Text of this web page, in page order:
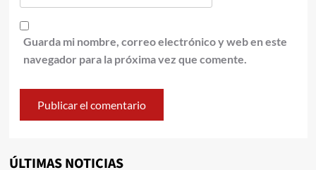
Guarda mi nombre, correo electrónico y web en este
navegador para la próxima vez que comente.
ÚLTIMAS NOTICIAS